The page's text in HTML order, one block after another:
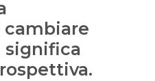
significa